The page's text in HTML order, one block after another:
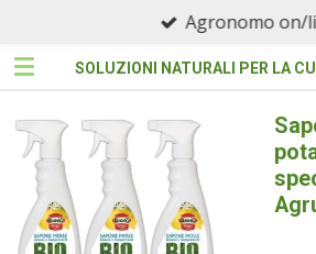
contenutoSOLUZIONI NATURALI PER LA
Agronomo on/